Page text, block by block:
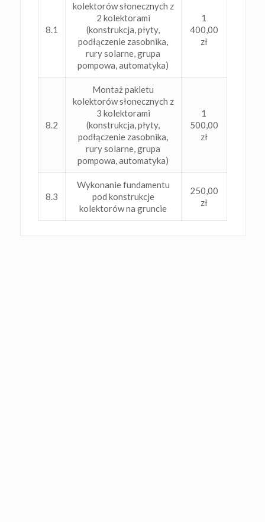
8.1
kolektorów słonecznych z
2 kolektorami
(konstrukcja, płyty,
podłączenie zasobnika,
rury solarne, grupa
pompowa, automatyka)
1
400,00
zł
8.2
Montaż pakietu
kolektorów słonecznych z
3 kolektorami
(konstrukcja, płyty,
podłączenie zasobnika,
rury solarne, grupa
pompowa, automatyka)
1
500,00
zł
8.3
Wykonanie fundamentu
pod konstrukcje
kolektorów na gruncie
250,00
zł